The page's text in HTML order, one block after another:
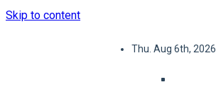
Skip to content
Thu. Aug 6th, 2026